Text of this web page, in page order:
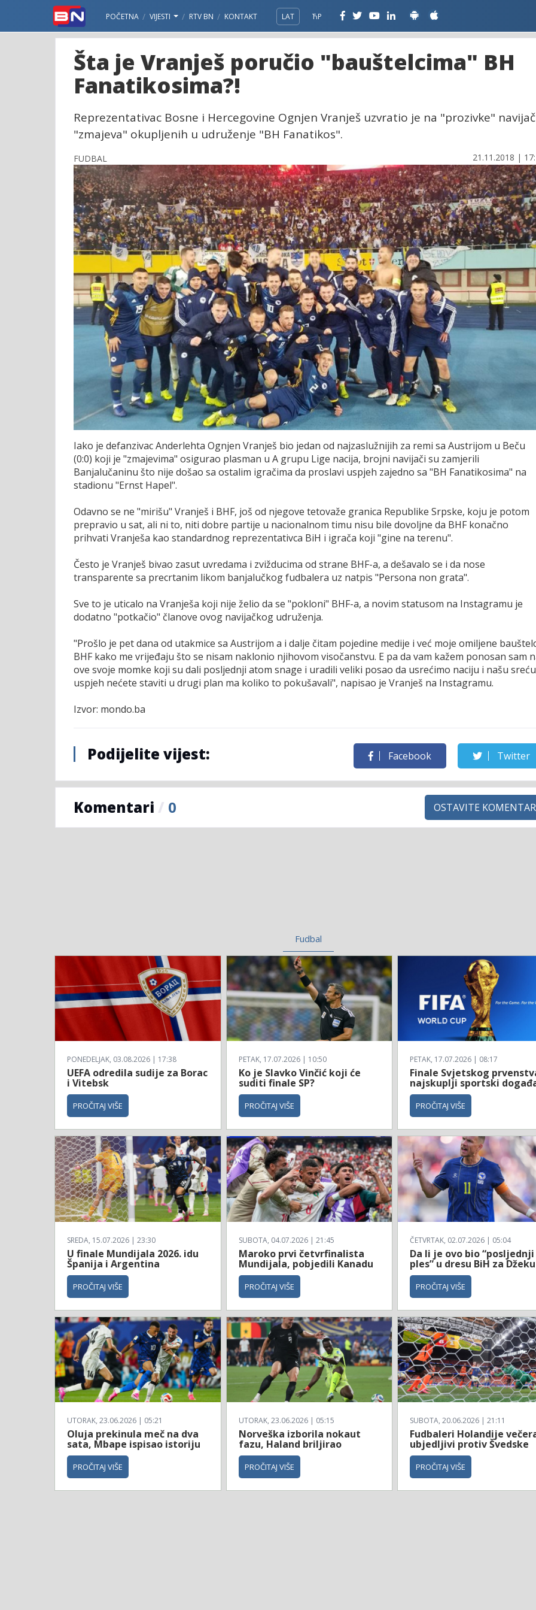
POČETNA VIJESTI RTV BN KONTAKT LAT ЋР
Šta je Vranješ poručio "bauštelcima" BH
Fanatikosima?!
Reprezentativac Bosne i Hercegovine Ognjen Vranješ uzvratio je na "prozivke"
"zmajeva" okupljenih u udruženje "BH Fanatikos".
FUDBAL 21.11.2018 |
Iako je defanzivac Anderlehta Ognjen Vranješ bio jedan od najzaslužnijih za remi sa Austrijom u Beču
(0:0) koji je "zmajevima" osigurao plasman u A grupu Lige nacija, brojni navijači su zamjerili
Banjalučaninu što nije došao sa ostalim igračima da proslavi uspjeh zajedno sa "BH Fanatikosima" na
stadionu "Ernst Hapel".
Odavno se ne "mirišu" Vranješ i BHF, još od njegove tetovaže granica Republike Srpske, koju je potom
prepravio u sat, ali ni to, niti dobre partije u nacionalnom timu nisu bile dovoljne da BHF konačno
prihvati Vranješa kao standardnog reprezentativca BiH i igrača koji "gine na terenu".
Često je Vranješ bivao zasut uvredama i zvižducima od strane BHF-a, a dešavalo se i da nose
transparente sa precrtanim likom banjalučkog fudbalera uz natpis "Persona non grata".
Sve to je uticalo na Vranješa koji nije želio da se "pokloni" BHF-a, a novim statusom na Instagramu je
dodatno "potkačio" članove ovog navijačkog udruženja.
"Prošlo je pet dana od utakmice sa Austrijom a i dalje čitam pojedine medije i već moje omiljene
BHF kako me vrijeđaju što se nisam naklonio njihovom visočanstvu. E pa da vam kažem ponosan sam
ove svoje momke koji su dali posljednji atom snage i uradili veliki posao da usrećimo naciju i našu
uspjeh nećete staviti u drugi plan ma koliko to pokušavali", napisao je Vranješ na Instagramu.
Izvor: mondo.ba
Podijelite vijest: Facebook Twitter
Komentari / 0 OSTAVITE KOMENTAR
Fudbal
PONEDELJAK, 03.08.2026 | 17:38
UEFA odredila sudije za Borac
i Vitebsk
PROČITAJ VIŠE
PETAK, 17.07.2026 | 10:50
Ko je Slavko Vinčić koji će
suditi finale SP?
PROČITAJ VIŠE
PETAK, 17.07.2026 | 08:17
Finale Svjetskog
najskuplji sportski
PROČITAJ VIŠE
SREDA, 15.07.2026 | 23:30
U finale Mundijala 2026. idu
Španija i Argentina
PROČITAJ VIŠE
SUBOTA, 04.07.2026 | 21:45
Maroko prvi četvrfinalista
Mundijala, pobjedili Kanadu
PROČITAJ VIŠE
ČETVRTAK, 02.07.2026 | 05:04
Da li je ovo bio “posljednji
ples” u dresu BiH za Džeku
PROČITAJ VIŠE
UTORAK, 23.06.2026 | 05:21
Oluja prekinula meč na dva
sata, Mbape ispisao istoriju
PROČITAJ VIŠE
UTORAK, 23.06.2026 | 05:15
Norveška izborila nokaut
fazu, Haland briljirao
PROČITAJ VIŠE
SUBOTA, 20.06.2026 | 21:11
Fudbaleri Holandije
ubjedljivi protiv Švedske
PROČITAJ VIŠE